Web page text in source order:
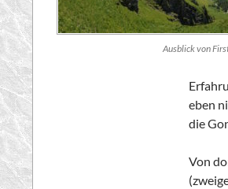
Ausblick von
eben
die
Von